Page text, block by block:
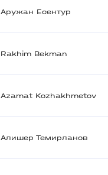
Аружан Есентур
Rakhim Bekman
Azamat Kozhakhmetov
Алишер Темирланов